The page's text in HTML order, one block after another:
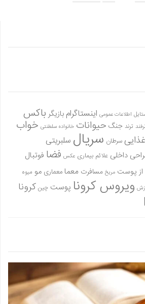
اطلاعات عمومی اینستاگرام بازیگر باکس
ترند جنگ حیوانات خانواده سلطنتی خواب
سرطان سریال سلبریتی
داخلی علائم بیماری عکس فضا فوتبال
از پوست مریخ مسافرت معمامعماری مو میوه
ویروس کرونا پوست چین کرونا